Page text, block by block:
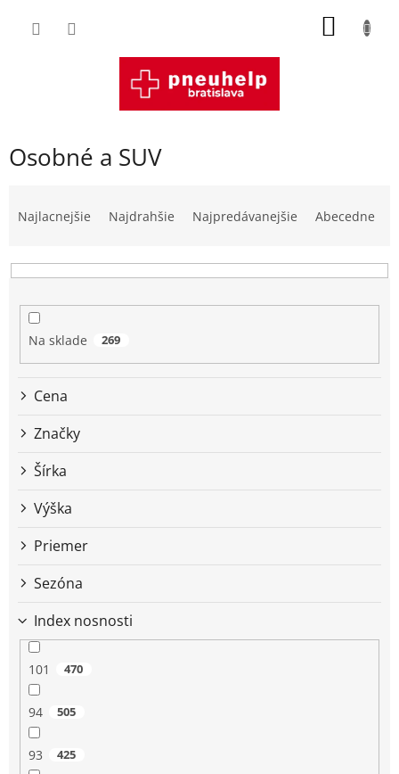
Osobné a SUV
n
Najlacnejšie Najdrahšie Najpredávanejšie Abecedne
Na sklade 269
Cena
Značky
Šírka
Výška
Priemer
Sezóna
Index nosnosti
101 470
94 505
93 425